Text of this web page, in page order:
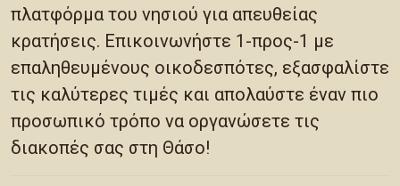
πλατφόρμα του νησιού για απευθείας
κρατήσεις. Επικοινωνήστε 1-προς-1 με
επαληθευμένους οικοδεσπότες, εξασφαλίστε
τις καλύτερες τιμές και απολαύστε έναν πιο
προσωπικό τρόπο να οργανώσετε τις
διακοπές σας στη Θάσο!